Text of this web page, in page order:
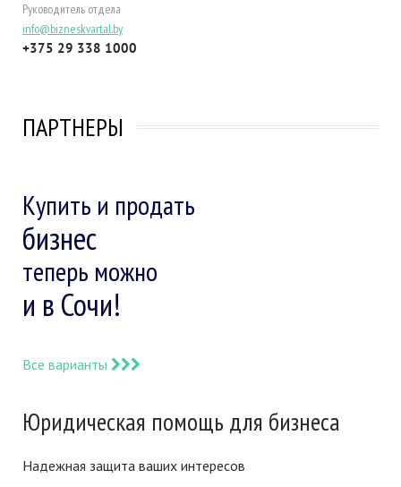
Руководитель отдела
info@bizneskvartal.by
+375 29 338 1000
ПАРТНЕРЫ
Купить и продать
бизнес
теперь можно
и в Сочи!
Все варианты
Юридическая помощь для бизнеса
Надежная защита ваших интересов